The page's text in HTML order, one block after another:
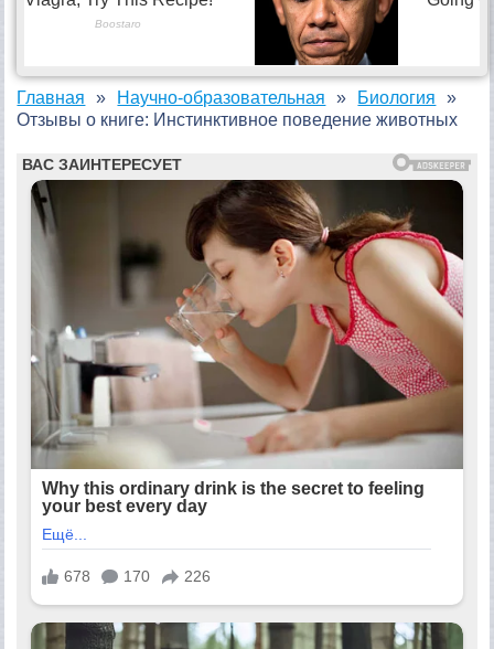
Главная Научно-образовательная
Биология
Отзывы о книге: Инстинктивное поведение животных